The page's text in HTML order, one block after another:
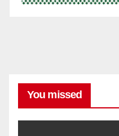
You missed